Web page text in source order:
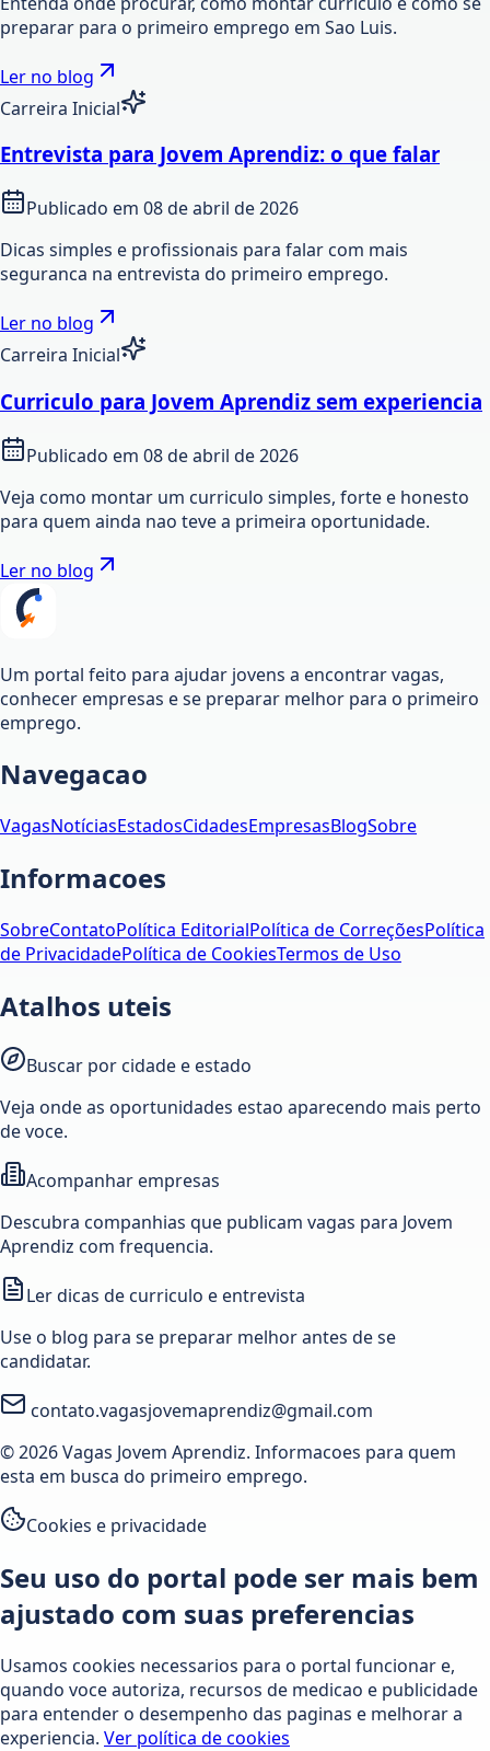
preparar para o primeiro emprego em Sao Luis.
Ler no blog
Carreira Inicial
Entrevista para Jovem Aprendiz: o que falar
Publicado em 08 de abril de 2026
Dicas simples e profissionais para falar com mais
seguranca na entrevista do primeiro emprego.
Ler no blog
Carreira Inicial
Curriculo para Jovem Aprendiz sem experiencia
Publicado em 08 de abril de 2026
Veja como montar um curriculo simples, forte e honesto
para quem ainda nao teve a primeira oportunidade.
Ler no blog
Um portal feito para ajudar jovens a encontrar vagas,
conhecer empresas e se preparar melhor para o primeiro
emprego.
Navegacao
VagasNotíciasEstadosCidadesEmpresasBlogSobre
Informacoes
SobreContatoPolítica EditorialPolítica de CorreçõesPolítica
de PrivacidadePolítica de CookiesTermos de Uso
Atalhos uteis
Buscar por cidade e estado
Veja onde as oportunidades estao aparecendo mais perto
de voce.
Acompanhar empresas
Descubra companhias que publicam vagas para Jovem
Aprendiz com frequencia.
Ler dicas de curriculo e entrevista
Use o blog para se preparar melhor antes de se
candidatar.
contato.vagasjovemaprendiz@gmail.com
© 2026 Vagas Jovem Aprendiz. Informacoes para quem
esta em busca do primeiro emprego.
Cookies e privacidade
Seu uso do portal pode ser mais bem
ajustado com suas preferencias
Usamos cookies necessarios para o portal funcionar e,
quando voce autoriza, recursos de medicao e publicidade
para entender o desempenho das paginas e melhorar a
experiencia. Ver política de cookies